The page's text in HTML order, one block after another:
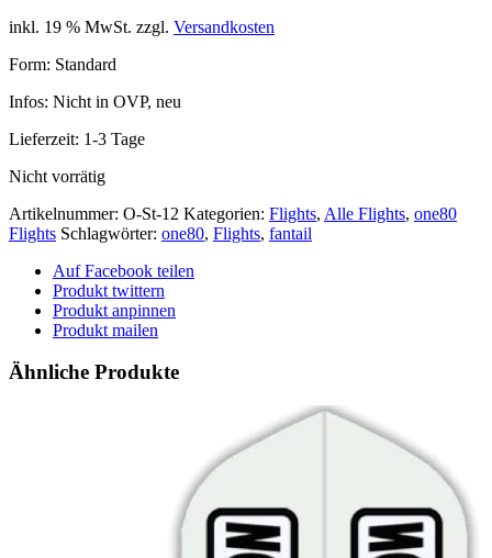
inkl. 19 % MwSt. zzgl. Versandkosten
Form: Standard
Infos: Nicht in OVP, neu
Lieferzeit: 1-3 Tage
Nicht vorrätig
Artikelnummer: O-St-12 Kategorien: Flights, Alle Flights, one80
Flights Schlagwörter: one80, Flights, fantail
Auf Facebook teilen
Produkt twittern
Produkt anpinnen
Produkt mailen
Ähnliche Produkte